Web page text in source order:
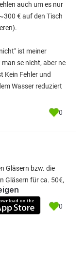
auch um es nur
€ auf den Tisch
ist meiner
se nicht, aber ne
Kein Fehler und
Wasser reduziert
0
Gläsern bzw. die
Gläsern für ca. 50€,
0